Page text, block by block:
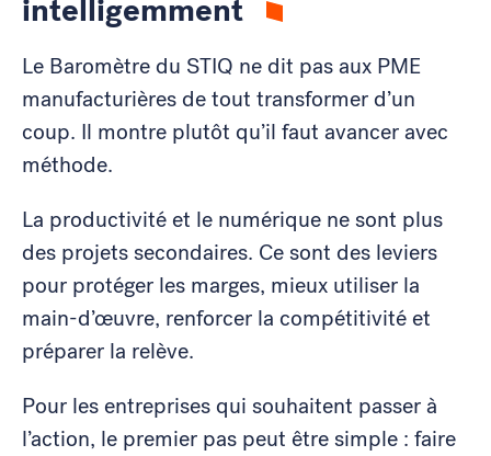
intelligemment
Le Baromètre du STIQ ne dit pas aux PME
manufacturières de tout transformer d’un
coup. Il montre plutôt qu’il faut avancer avec
méthode.
La productivité et le numérique ne sont plus
des projets secondaires. Ce sont des leviers
pour protéger les marges, mieux utiliser la
main-d’œuvre, renforcer la compétitivité et
préparer la relève.
Pour les entreprises qui souhaitent passer à
l’action, le premier pas peut être simple : faire